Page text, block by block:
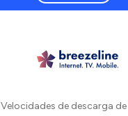
Velocidades de descarga